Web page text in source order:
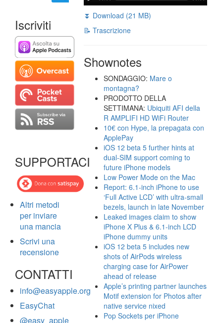
Iscriviti
SUPPORTACI
Altri metodi
per inviare
una mancia
Scrivi una
recensione
CONTATTI
info@easyapple.org
EasyChat
@easy_apple
⏬ Download (21 MB)
📝 Trascrizione
Shownotes
SONDAGGIO: Mare o
montagna?
PRODOTTO DELLA
SETTIMANA: Ubiquiti AFI della
R AMPLIFI HD WiFi Router
10€ con Hype, la prepagata con
ApplePay
iOS 12 beta 5 further hints at
dual-SIM support coming to
future iPhone models
Low Power Mode on the Mac
Report: 6.1-inch iPhone to use
‘Full Active LCD’ with ultra-small
bezels, launch in late November
Leaked images claim to show
iPhone X Plus & 6.1-inch LCD
iPhone dummy units
iOS 12 beta 5 includes new
shots of AirPods wireless
charging case for AirPower
ahead of release
Apple’s printing partner launches
Motif extension for Photos after
native service nixed
Pop Sockets per iPhone